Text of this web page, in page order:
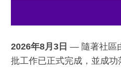
2026年8月3日 — 隨著社區
批工作已正式完成，並成功